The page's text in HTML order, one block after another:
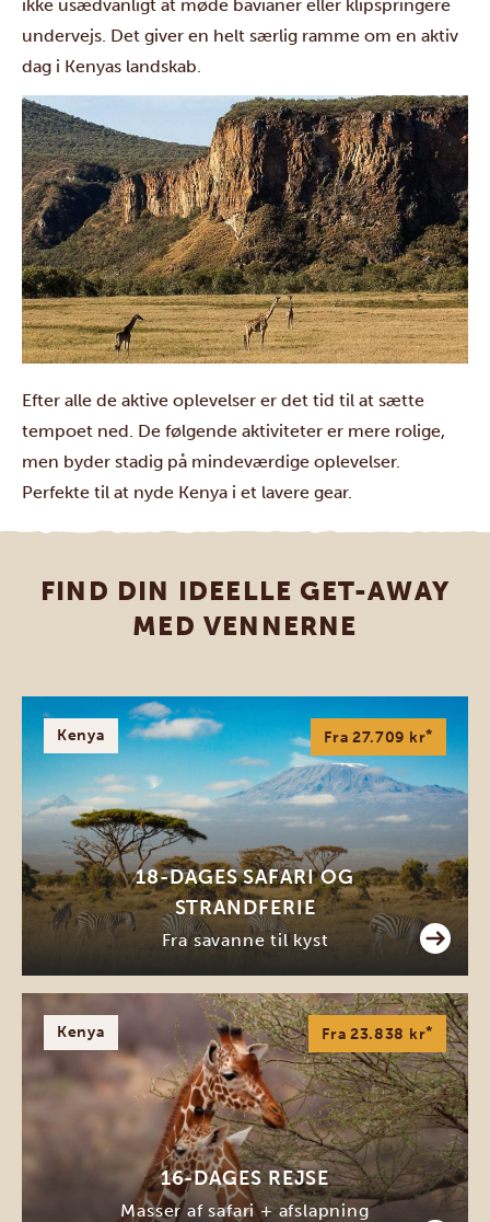
ikke usædvanligt at møde bavianer eller klipspringere
undervejs. Det giver en helt særlig ramme om en aktiv
dag i Kenyas landskab.
Efter alle de aktive oplevelser er det tid til at sætte
tempoet ned. De følgende aktiviteter er mere rolige,
men byder stadig på mindeværdige oplevelser.
Perfekte til at nyde Kenya i et lavere gear.
FIND DIN IDEELLE GET-AWAY
MED VENNERNE
Kenya Fra 27.709 kr*
18-DAGES SAFARI OG
STRANDFERIE
Fra savanne til kyst
Kenya Fra 23.838 kr*
16-DAGES REJSE
Masser af safari + afslapning